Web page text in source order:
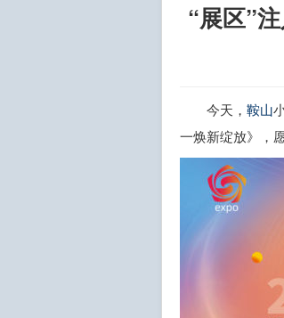
“展区”
今天， 鞍山
一焕新绽放》，